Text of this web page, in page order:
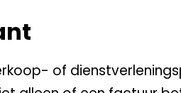
of